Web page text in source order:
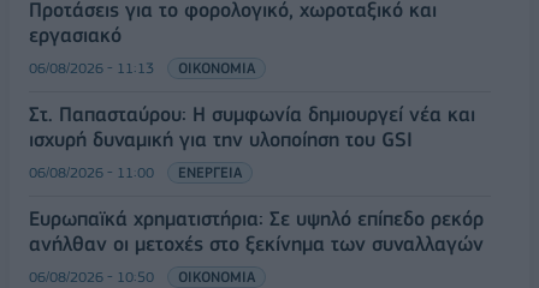
Προτάσεις για το φορολογικό, χωροταξικό και
εργασιακό
06/08/2026 - 11:13 ΟΙΚΟΝΟΜΙΑ
Στ. Παπασταύρου: Η συμφωνία δημιουργεί νέα και
ισχυρή δυναμική για την υλοποίηση του GSI
06/08/2026 - 11:00 ΕΝΕΡΓΕΙΑ
Ευρωπαϊκά χρηματιστήρια: Σε υψηλό επίπεδο ρεκόρ
ανήλθαν οι μετοχές στο ξεκίνημα των συναλλαγών
06/08/2026 - 10:50 ΟΙΚΟΝΟΜΙΑ